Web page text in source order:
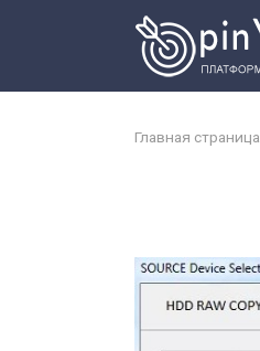
Главная страница